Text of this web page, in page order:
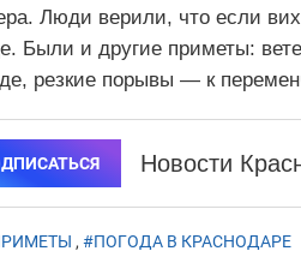
Люди верили, что если
Были и другие приметы:
резкие порывы — к
Новости
, #ПОГОДА В КРАСНОДАРЕ